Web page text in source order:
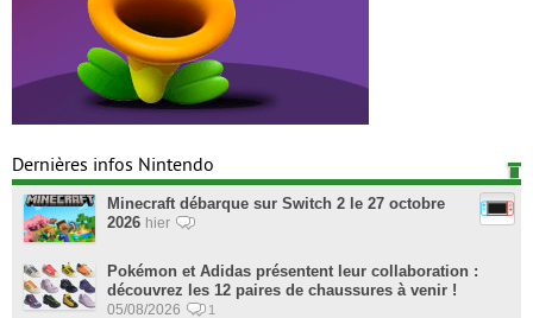
Dernières infos Nintendo
Minecraft débarque sur Switch 2 le 27 octobre
2026 hier
Pokémon et Adidas présentent leur collaboration :
découvrez les 12 paires de chaussures à venir !
05/08/2026 1